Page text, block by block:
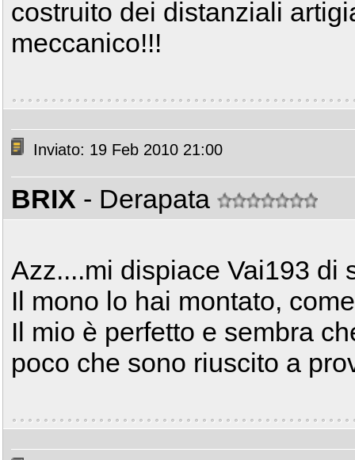
costruito dei distanziali
meccanico!!!
Inviato: 19 Feb 2010 21:00
BRIX - Derapata
Azz....mi dispiace Vai193 di
Il mono lo hai montato,
Il mio è perfetto e sembra
poco che sono riuscito a